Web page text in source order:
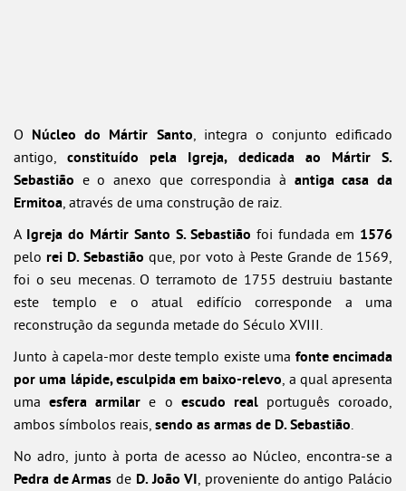
O Núcleo do Mártir Santo, integra o conjunto edificado
antigo,constituído pela Igreja, dedicada ao Mártir S.
Sebastião e o anexo que correspondia à antiga casa da
Ermitoa, através de uma construção de raiz.
A Igreja do Mártir Santo S. Sebastião foi fundada em 1576
pelo rei D. Sebastião que, por voto à Peste Grande de 1569,
foi o seu mecenas. O terramoto de 1755 destruiu bastante
este templo e o atual edifício corresponde a uma
reconstrução da segunda metade do Século XVIII.
Junto à capela-mor deste templo existe uma fonte encimada
por uma lápide, esculpida em baixo-relevo, a qual apresenta
umaesfera armilar e o escudo realportuguês coroado,
ambos símbolos reais, sendo as armas de D. Sebastião.
No adro, junto à porta de acesso ao Núcleo, encontra-se a
Pedra de Armas de D. João VI, proveniente do antigo Palácio